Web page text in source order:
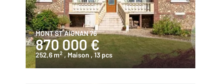
MONT ST AIGNAN 76
870 000 €
252,6 m2 , Maison , 13 pcs